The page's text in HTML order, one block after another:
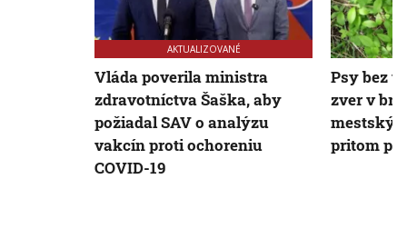
AKTUALIZOVANÉ
Vláda poverila ministra
zdravotníctva Šaška, aby
požiadal SAV o analýzu
vakcín proti ochoreniu
COVID-19
Psy bez
zver v
pritom